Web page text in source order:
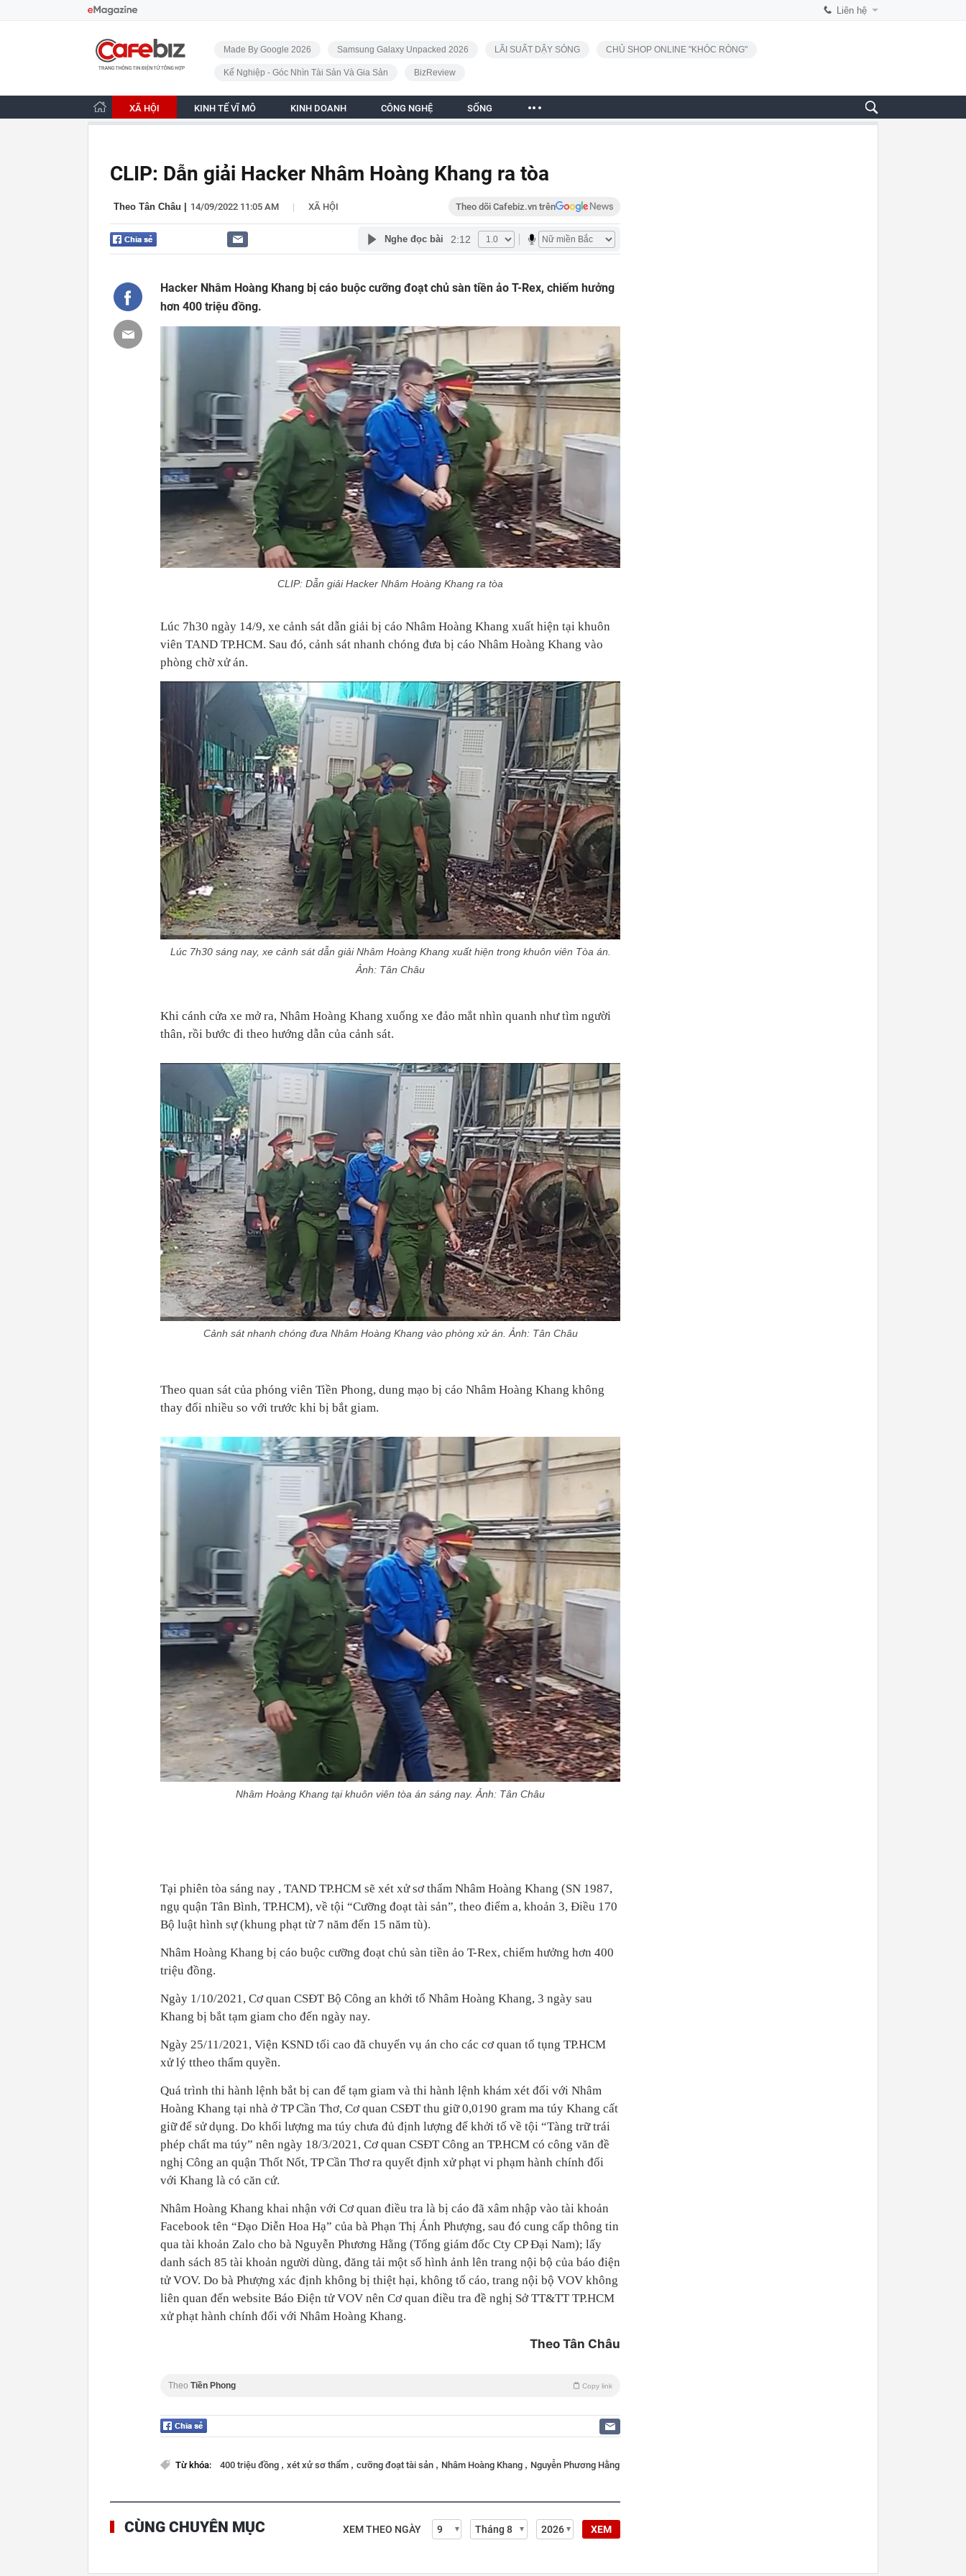
Liên hệ
CafeBiz - Trang chủ
Made By Google 2026 Samsung Galaxy Unpacked 2026 LÃI SUẤT DẬY SÓNG CHỦ SHOP ONLINE "KHÓC RÒNG"
Kế Nghiệp - Góc Nhìn Tài Sản Và Gia Sản BizReview
XÃ HỘI KINH TẾ VĨ MÔ KINH DOANH CÔNG NGHỆ SỐNG
CLIP: Dẫn giải Hacker Nhâm Hoàng Khang ra tòa
Theo Tân Châu 14/09/2022 11:05 AM | XÃ HỘI Theo dõi Cafebiz.vn trên
Nghe đọc bài 2:12
Hacker Nhâm Hoàng Khang bị cáo buộc cưỡng đoạt chủ sàn tiền ảo T-Rex, chiếm hưởng
hơn 400 triệu đồng.
CLIP: Dẫn giải Hacker Nhâm Hoàng Khang ra tòa
Lúc 7h30 ngày 14/9, xe cảnh sát dẫn giải bị cáo Nhâm Hoàng Khang xuất hiện tại khuôn
viên TAND TP.HCM. Sau đó, cảnh sát nhanh chóng đưa bị cáo Nhâm Hoàng Khang vào
phòng chờ xử án.
Lúc 7h30 sáng nay, xe cảnh sát dẫn giải Nhâm Hoàng Khang xuất hiện trong khuôn viên Tòa án.
Ảnh: Tân Châu
Khi cánh cửa xe mở ra, Nhâm Hoàng Khang xuống xe đảo mắt nhìn quanh như tìm người
thân, rồi bước đi theo hướng dẫn của cảnh sát.
Cảnh sát nhanh chóng đưa Nhâm Hoàng Khang vào phòng xử án. Ảnh: Tân Châu
Theo quan sát của phóng viên Tiền Phong, dung mạo bị cáo Nhâm Hoàng Khang không
thay đổi nhiều so với trước khi bị bắt giam.
Nhâm Hoàng Khang tại khuôn viên tòa án sáng nay. Ảnh: Tân Châu
Tại phiên tòa sáng nay , TAND TP.HCM sẽ xét xử sơ thẩm Nhâm Hoàng Khang (SN 1987,
ngụ quận Tân Bình, TP.HCM), về tội “Cưỡng đoạt tài sản”, theo điểm a, khoản 3, Điều 170
Bộ luật hình sự (khung phạt từ 7 năm đến 15 năm tù).
Nhâm Hoàng Khang bị cáo buộc cưỡng đoạt chủ sàn tiền ảo T-Rex, chiếm hưởng hơn 400
triệu đồng.
Ngày 1/10/2021, Cơ quan CSĐT Bộ Công an khởi tố Nhâm Hoàng Khang, 3 ngày sau
Khang bị bắt tạm giam cho đến ngày nay.
Ngày 25/11/2021, Viện KSND tối cao đã chuyển vụ án cho các cơ quan tố tụng TP.HCM
xử lý ttheo thẩm quyền.
Quá trình thi hành lệnh bắt bị can để tạm giam và thi hành lệnh khám xét đối với Nhâm
Hoàng Khang tại nhà ở TP Cần Thơ, Cơ quan CSĐT thu giữ 0,0190 gram ma túy Khang cất
giữ để sử dụng. Do khối lượng ma túy chưa đủ định lượng để khởi tố về tội “Tàng trữ trái
phép chất ma túy” nên ngày 18/3/2021, Cơ quan CSĐT Công an TP.HCM có công văn đề
nghị Công an quận Thốt Nốt, TP Cần Thơ ra quyết định xử phạt vi phạm hành chính đối
với Khang là có căn cứ.
Nhâm Hoàng Khang khai nhận với Cơ quan điều tra là bị cáo đã xâm nhập vào tài khoản
Facebook tên “Đạo Diễn Hoa Hạ” của bà Phạn Thị Ánh Phượng, sau đó cung cấp thông tin
qua tài khoản Zalo cho bà Nguyễn Phương Hằng (Tổng giám đốc Cty CP Đại Nam); lấy
danh sách 85 tài khoản người dùng, đăng tải một số hình ảnh lên trang nội bộ của báo điện
tử VOV. Do bà Phượng xác định không bị thiệt hại, không tố cáo, trang nội bộ VOV không
liên quan đến website Báo Điện tử VOV nên Cơ quan điều tra đề nghị Sở TT&TT TP.HCM
xử phạt hành chính đối với Nhâm Hoàng Khang.
Theo Tân Châu
Theo Tiền Phong Copy link
Từ khóa: 400 triệu đồng , xét xử sơ thẩm , cưỡng đoạt tài sản , Nhâm Hoàng Khang , Nguyễn Phương Hằng
CÙNG CHUYÊN MỤC XEM THEO NGÀY XEM